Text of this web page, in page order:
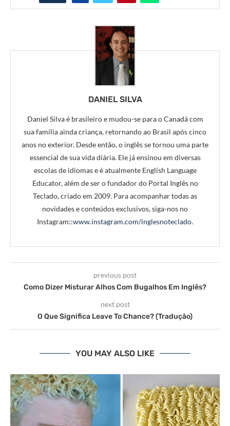
DANIEL SILVA
Daniel Silva é brasileiro e mudou-se para o Canadá com
sua família ainda criança, retornando ao Brasil após cinco
anos no exterior. Desde então, o inglês se tornou uma parte
essencial de sua vida diária. Ele já ensinou em diversas
escolas de idiomas e é atualmente English Language
Educator, além de ser o fundador do Portal Inglês no
Teclado, criado em 2009. Para acompanhar todas as
novidades e conteúdos exclusivos, siga-nos no
Instagram::www.instagram.com/inglesnoteclado.
previous post
Como Dizer Misturar Alhos Com Bugalhos Em Inglês?
next post
O Que Significa Leave To Chance? (Tradução)
YOU MAY ALSO LIKE